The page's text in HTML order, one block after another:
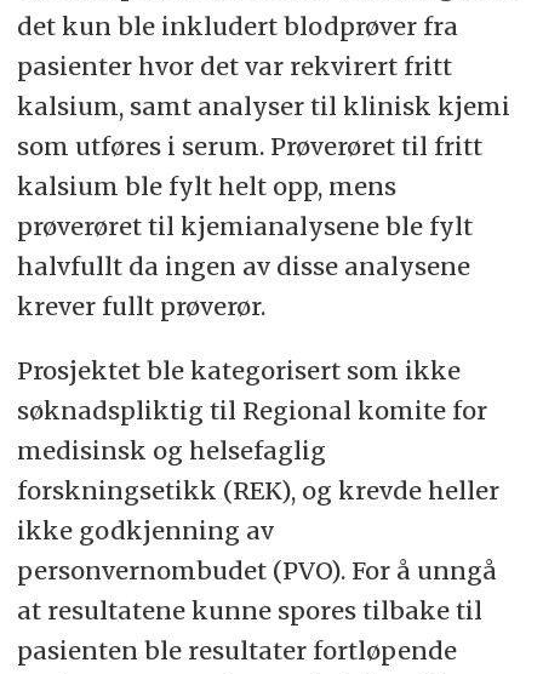
det kun ble inkludert blodprøver fra
pasienter hvor det var rekvirert fritt
kalsium, samt analyser til klinisk kjemi
som utføres i serum. Prøverøret til fritt
kalsium ble fylt helt opp, mens
prøverøret til kjemianalysene ble fylt
halvfullt da ingen av disse analysene
krever fullt prøverør.
Prosjektet ble kategorisert som ikke
søknadspliktig til Regional komite for
medisinsk og helsefaglig
forskningsetikk (REK), og krevde heller
ikke godkjenning av
personvernombudet (PVO). For å unngå
at resultatene kunne spores tilbake til
pasienten ble resultater fortløpende